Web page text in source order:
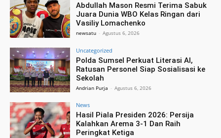
Abdullah Mason Resmi Terima Sabuk
Juara Dunia WBO Kelas Ringan dari
Vasiliy Lomachenko
newsatu - Agustus 6, 2026
Uncategorized
Polda Sumsel Perkuat Literasi AI,
Ratusan Personel Siap Sosialisasi ke
Sekolah
Andrian Purja - Agustus 6, 2026
News
Hasil Piala Presiden 2026: Persija
Kalahkan Arema 3-1 Dan Raih
Peringkat Ketiga